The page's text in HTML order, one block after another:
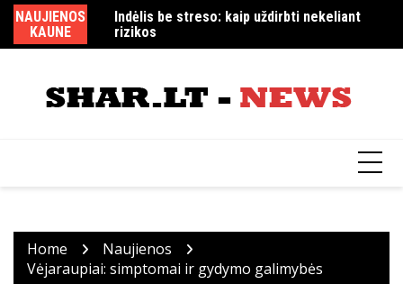
Skip
content
NAUJIENOS
KAUNE
Indėlis be streso: kaip uždirbti nekeliant
rizikos
Ar „CS 1.6“ dar populiarus ir kaip atsiųsti
žaidimus nemokamai iš „Cybersports.lt
Home
Naujienos
Vėjaraupiai: simptomai ir gydymo galimybės